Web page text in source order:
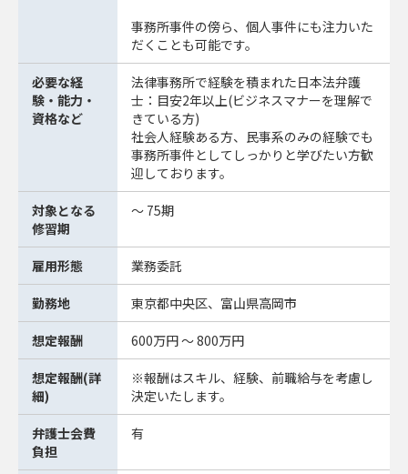
事務所事件の傍ら、個人事件にも注力いた
だくことも可能です。
必要な経
験・能力・
資格など
法律事務所で経験を積まれた日本法弁護
士：目安2年以上(ビジネスマナーを理解で
きている方)
社会人経験ある方、民事系のみの経験でも
事務所事件としてしっかりと学びたい方歓
迎しております。
対象となる
修習期
～ 75期
雇用形態 業務委託
勤務地 東京都中央区、富山県高岡市
想定報酬 600万円 ～ 800万円
想定報酬(詳
細)
※報酬はスキル、経験、前職給与を考慮し
決定いたします。
弁護士会費
負担
有